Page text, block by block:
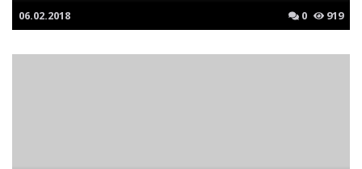
06.02.2018 0 919